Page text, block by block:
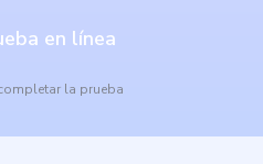
en línea
la prueba